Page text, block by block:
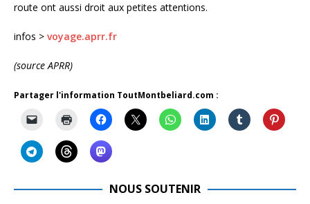
route ont aussi droit aux petites attentions.
infos > voyage.aprr.fr
(source APRR)
Partager l'information ToutMontbeliard.com :
NOUS SOUTENIR